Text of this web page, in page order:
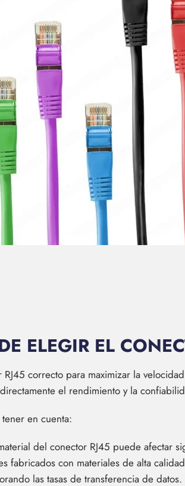
ELEGIR EL
correcto para maximizar la
el rendimiento y la
en cuenta:
del conector RJ45 puede afectar
fabricados con materiales de alta
las tasas de transferencia de